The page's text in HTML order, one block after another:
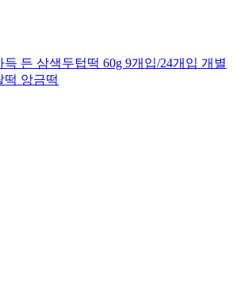
든 삼색두텁떡 60g 9개입/24개입 개별
떡 앙금떡